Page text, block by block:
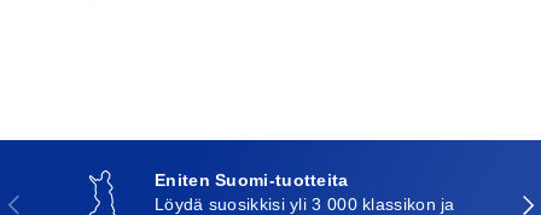
Edellinen
Eniten Suomi-tuotteita
Löydä suosikkisi yli 3 000 klassikon ja